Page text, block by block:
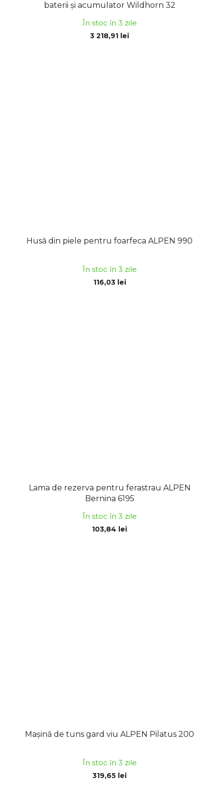
baterii și acumulator Wildhorn 32
În stoc în 3 zile
3 218,91 lei
Husă din piele pentru foarfeca ALPEN 990
În stoc în 3 zile
116,03 lei
Lama de rezerva pentru ferastrau ALPEN
Bernina 6195
În stoc în 3 zile
103,84 lei
Mașină de tuns gard viu ALPEN Pilatus 200
În stoc în 3 zile
319,65 lei